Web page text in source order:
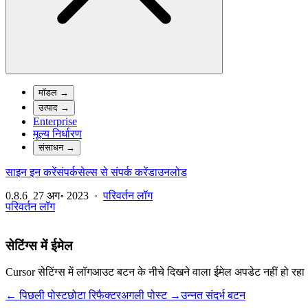
मॉडल →
उत्पाद →
Enterprise
मूल्य निर्धारण
संसाधन→
साइन इन करेंसंपर्कसेल्स से संपर्क करेंडाउनलोड
0.8.6 27 अग॰ 2023 ·परिवर्तन लॉग
परिवर्तन लॉग
सेटिंग्स में ईमेल
Cursor सेटिंग्स में लॉगआउट बटन के नीचे दिखने वाला ईमेल अपडेट नहीं हो रहा
← पिछली पोस्टछोटा रिफैक्टरअगली पोस्ट →उन्नत संदर्भ बटन